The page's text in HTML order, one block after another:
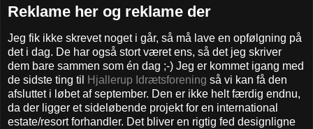
Reklame her og reklame der
Jeg fik ikke skrevet noget i går, så må lave en opfølgning på
det i dag. De har også stort været ens, så det jeg skriver
dem bare sammen som én dag ;-) Jeg er kommet igang med
de sidste ting til
Hjallerup Idrætsforening så vi kan få den
afsluttet i løbet af september. Den er ikke helt færdig endnu,
da der ligger et sideløbende projekt for en international
estate/resort forhandler. Det bliver en rigtig fed designligne